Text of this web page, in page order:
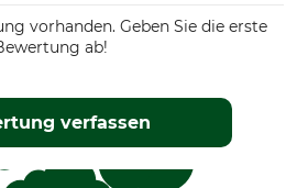
vorhanden. Geben Sie die erste
ab!
verfassen